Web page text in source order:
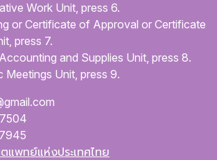
Work Unit, press 6.
or Certificate of Approval or Certificate
press 7.
and Supplies Unit, press 8.
Meetings Unit, press 9.
แพทย์แห่งประเทศไทย